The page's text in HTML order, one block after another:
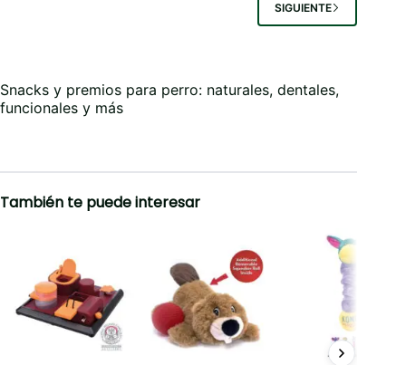
en
SIGUIENTE
Snacks y premios para perro: naturales, dentales,
funcionales y más
También te puede interesar